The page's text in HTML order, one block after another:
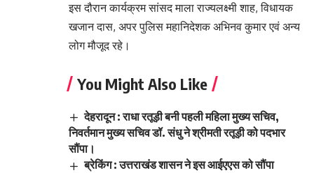
इस दौरान कार्यक्रम सांसद माला राज्यलक्ष्मी शाह, विधायक
खजान दास, अपर पुलिस महानिदेशक अभिनव कुमार एवं अन्य
लोग मौजूद रहे।
You Might Also Like
देहरादून : राधा रतूड़ी बनी पहली महिला मुख्य सचिव,
निवर्तमान मुख्य सचिव डॉ. संधु ने श्रीमती रतूड़ी को पदभार
सौंपा।
ब्रेकिंग : उत्तराखंड शासन ने इस आईएएस को सौंपा